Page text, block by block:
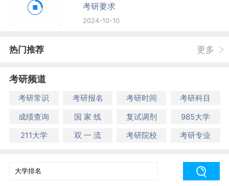
考研要求
2024-10-10
热门推荐 更多
考研频道
考研常识 考研报名 考研时间
考研科目
成绩查询
国 家 线 复试调剂
985大学
211大学
双 一 流 考研院校 考研专业